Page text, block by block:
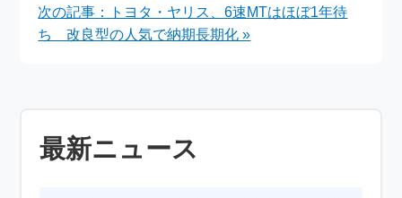
どころ
次の記事：トヨタ・ヤリス、6速MTはほぼ1年待
ち 改良型の人気で納期長期化 »
最新ニュース